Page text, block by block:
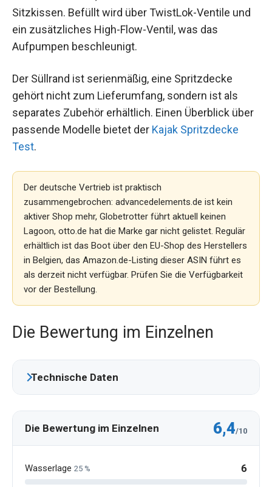
Sitzkissen. Befüllt wird über TwistLok-Ventile und
ein zusätzliches High-Flow-Ventil, was das
Aufpumpen beschleunigt.
Der Süllrand ist serienmäßig, eine Spritzdecke
gehört nicht zum Lieferumfang, sondern ist als
separates Zubehör erhältlich. Einen Überblick über
passende Modelle bietet der Kajak Spritzdecke
Test.
Der deutsche Vertrieb ist praktisch
zusammengebrochen: advancedelements.de ist kein
aktiver Shop mehr, Globetrotter führt aktuell keinen
Lagoon, otto.de hat die Marke gar nicht gelistet. Regulär
erhältlich ist das Boot über den EU-Shop des Herstellers
in Belgien, das Amazon.de-Listing dieser ASIN führt es
als derzeit nicht verfügbar. Prüfen Sie die Verfügbarkeit
vor der Bestellung.
Die Bewertung im Einzelnen
Technische Daten
Die Bewertung im Einzelnen 6,4/10
Wasserlage 25 % 6